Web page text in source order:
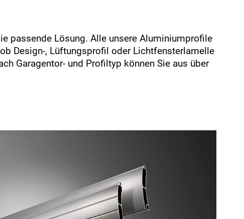
passende Lösung. Alle unsere Aluminiumprofile
Design-, Lüftungsprofil oder Lichtfensterlamelle
Garagentor- und Profiltyp können Sie aus über